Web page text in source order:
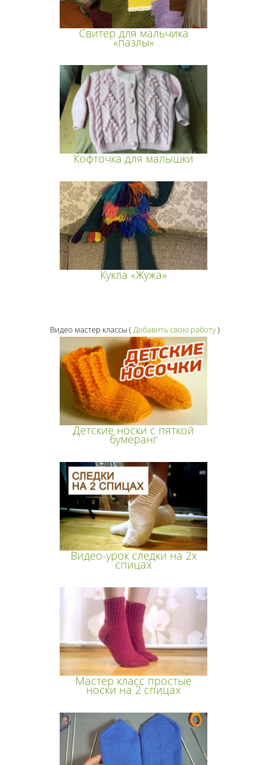
Свитер для мальчика
«пазлы»
Кофточка для малышки
Кукла «Жужа»
Видео мастер классы( Добавить свою работу)
Детские носки с пяткой
бумеранг
Видео-урок следки на 2х
спицах
Мастер класс простые
носки на 2 спицах